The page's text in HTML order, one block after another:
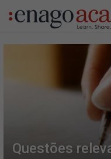
Questões